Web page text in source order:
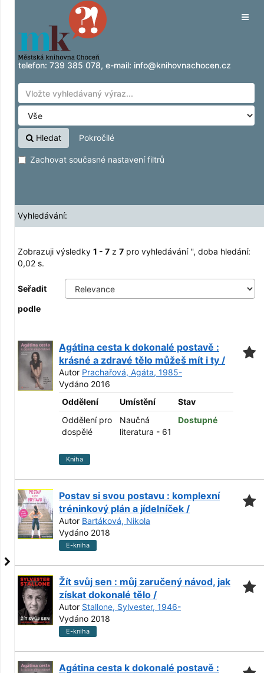
Zobrazuji výsledky1 - 7z
Přeskočit na obsah
telefon: 739 385 078, e-mail: info@knihovnachocen.cz
Hledat Pokročilé
Zachovat současné nastavení filtrů
Vyhledávání:
Zobrazuji výsledky 1 - 7 z 7 pro vyhledávání '', doba hledání:
0,02 s.
Seřadit
podle
Agátina cesta k dokonalé postavě :
krásné a zdravé tělo můžeš mít i ty /
Autor Prachařová, Agáta, 1985-
Vydáno 2016
Oddělení
Umístění
Stav
Oddělení pro
dospělé
Naučná
literatura - 61
Dostupné
Kniha
Postav si svou postavu : komplexní
tréninkový plán a jídelníček /
Autor Bartáková, Nikola
Vydáno 2018
E-kniha
Žít svůj sen : můj zaručený návod, jak
získat dokonalé tělo /
Autor Stallone, Sylvester, 1946-
Vydáno 2018
E-kniha
Agátina cesta k dokonalé postavě :